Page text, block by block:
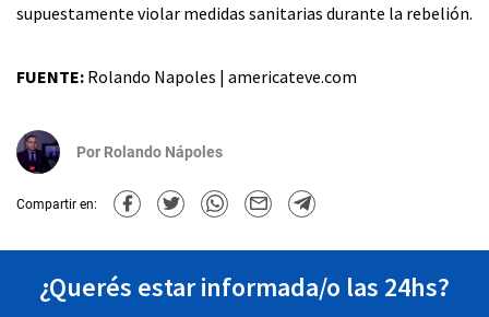
supuestamente violar medidas sanitarias durante la rebelión.
FUENTE: Rolando Napoles | americateve.com
Por Rolando Nápoles
Compartir en:
¿Querés estar informada/o las 24hs?